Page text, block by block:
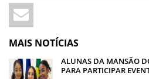
MAIS NOTÍCIAS
ALUNAS DA MANSÃO
PARA PARTICIPAR